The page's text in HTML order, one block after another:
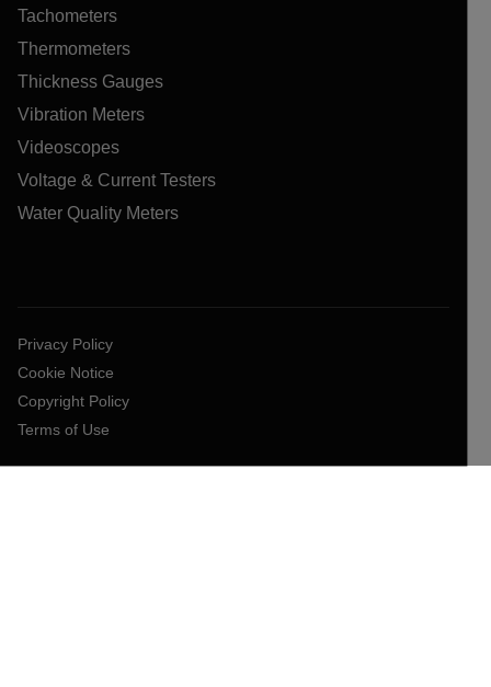
Tachometers
Thermometers
Thickness Gauges
Vibration Meters
Videoscopes
Voltage & Current Testers
Water Quality Meters
Privacy Policy
Cookie Notice
Copyright Policy
Terms of Use